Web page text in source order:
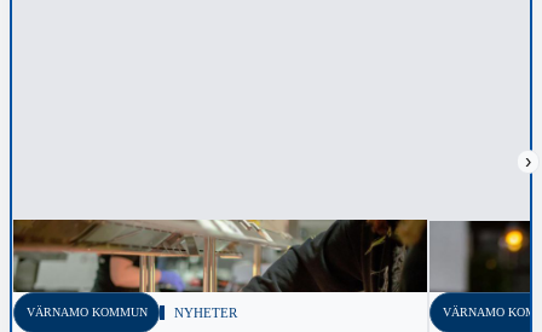
›
VÄRNAMO KOMMUN NYHETER VÄRNAMO